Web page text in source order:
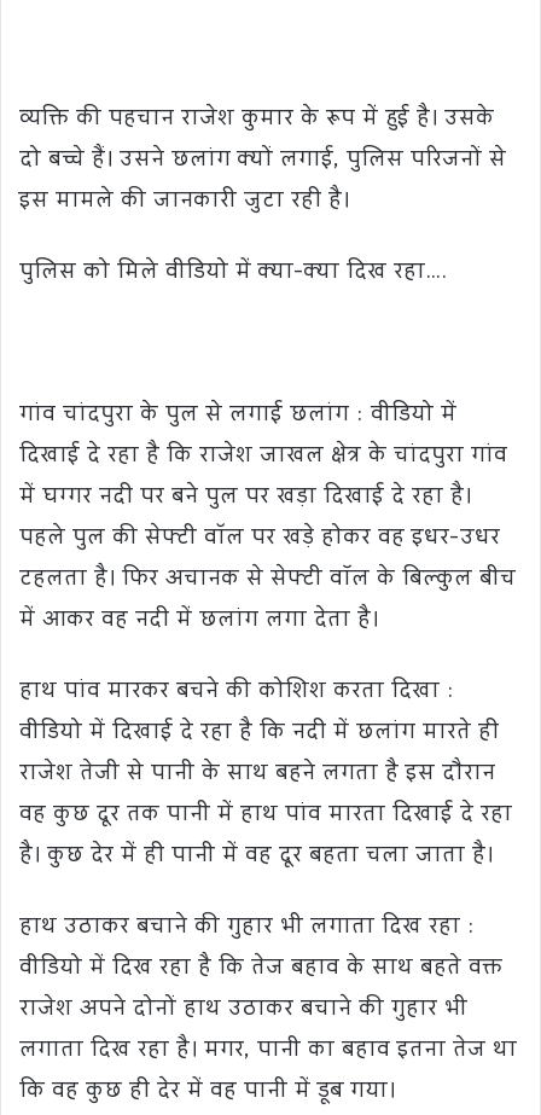
व्यक्ति की पहचान राजेश कुमार के रूप में हुई है। उसके
दो बच्चे हैं। उसने छलांग क्यों लगाई, पुलिस परिजनों से
इस मामले की जानकारी जुटा रही है।
पुलिस को मिले वीडियो में क्या-क्या दिख रहा….
गांव चांदपुरा के पुल से लगाई छलांग : वीडियो में
दिखाई दे रहा है कि राजेश जाखल क्षेत्र के चांदपुरा गांव
में घग्गर नदी पर बने पुल पर खड़ा दिखाई दे रहा है।
पहले पुल की सेफ्टी वाॅल पर खड़े होकर वह इधर-उधर
टहलता है। फिर अचानक से सेफ्टी वॉल के बिल्कुल बीच
में आकर वह नदी में छलांग लगा देता है।
हाथ पांव मारकर बचने की कोशिश करता दिखा :
वीडियो में दिखाई दे रहा है कि नदी में छलांग मारते ही
राजेश तेजी से पानी के साथ बहने लगता है इस दौरान
वह कुछ दूर तक पानी में हाथ पांव मारता दिखाई दे रहा
है। कुछ देर में ही पानी में वह दूर बहता चला जाता है।
हाथ उठाकर बचाने की गुहार भी लगाता दिख रहा :
वीडियो में दिख रहा है कि तेज बहाव के साथ बहते वक्त
राजेश अपने दोनों हाथ उठाकर बचाने की गुहार भी
लगाता दिख रहा है। मगर, पानी का बहाव इतना तेज था
कि वह कुछ ही देर में वह पानी में डूब गया।